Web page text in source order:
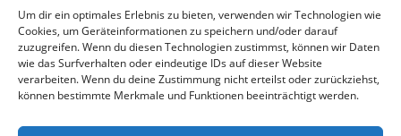
Um dir ein optimales Erlebnis zu bieten, verwenden wir Technologien wie
Cookies, um Geräteinformationen zu speichern und/oder darauf
zuzugreifen. Wenn du diesen Technologien zustimmst, können wir Daten
wie das Surfverhalten oder eindeutige IDs auf dieser Website
verarbeiten. Wenn du deine Zustimmung nicht erteilst oder zurückziehst,
können bestimmte Merkmale und Funktionen beeinträchtigt werden.
Biologisches Wunder in Ceuta
Ein vermeintliches Abschiebemärchen
Archiv